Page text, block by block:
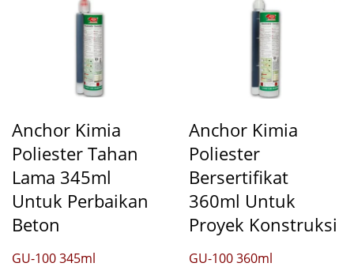
Anchor Kimia
Poliester Tahan
Lama 345ml
Untuk Perbaikan
Beton
GU-100 345ml
Anchor Kimia
Poliester
Bersertifikat
360ml Untuk
Proyek Konstruksi
GU-100 360ml